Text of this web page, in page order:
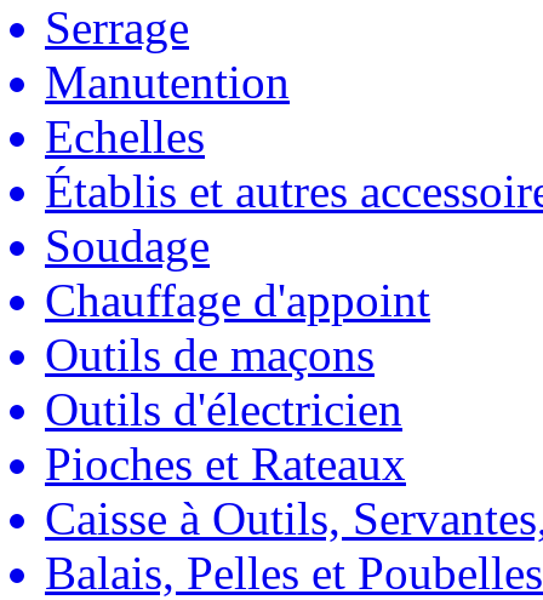
Serrage
Manutention
Echelles
Établis et autres
Soudage
Chauffage d'appoint
Outils de maçons
Outils d'électricien
Pioches et Rateaux
Caisse à Outils,
Balais, Pelles et Poubelles